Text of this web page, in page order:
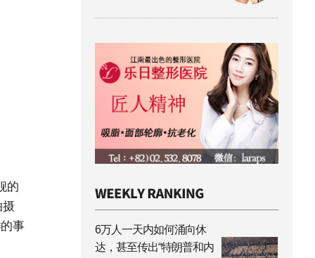
的
摄
事
6万人一天内如何涌向休
达，甚至传出“特朗普和内